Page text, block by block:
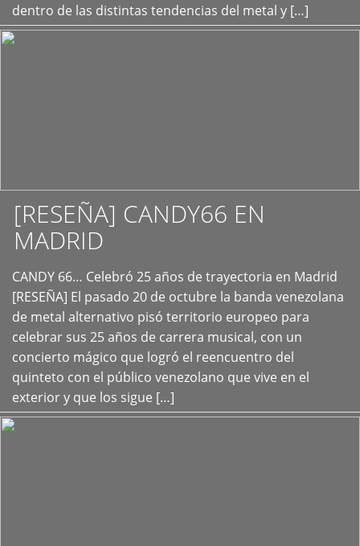
dentro de las distintas tendencias del metal y […]
[RESEÑA] CANDY66 EN
MADRID
CANDY 66… Celebró 25 años de trayectoria en Madrid
[RESEÑA] El pasado 20 de octubre la banda venezolana
de metal alternativo pisó territorio europeo para
celebrar sus 25 años de carrera musical, con un
concierto mágico que logró el reencuentro del
quinteto con el público venezolano que vive en el
exterior y que los sigue […]
+